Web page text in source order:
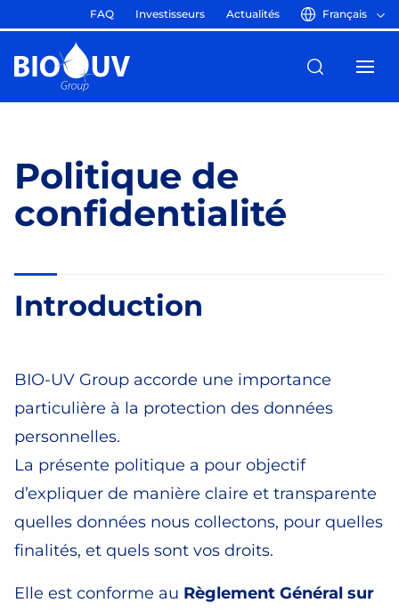
FAQ Investisseurs Actualités Français
Politique de
confidentialité
Introduction
BIO-UV Group accorde une importance
particulière à la protection des données
personnelles.
La présente politique a pour objectif
d’expliquer de manière claire et transparente
quelles données nous collectons, pour quelles
finalités, et quels sont vos droits.
Elle est conforme au Règlement Général sur